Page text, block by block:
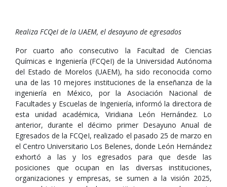
Realiza FCQeI de la UAEM, el desayuno de egresados
Por cuarto año consecutivo la Facultad de Ciencias
Químicas e Ingeniería (FCQeI) de la Universidad Autónoma
del Estado de Morelos (UAEM), ha sido reconocida como
una de las 10 mejores instituciones de la enseñanza de la
ingeniería en México, por la Asociación Nacional de
Facultades y Escuelas de Ingeniería, informó la directora de
esta unidad académica, Viridiana León Hernández. Lo
anterior, durante el décimo primer Desayuno Anual de
Egresados de la FCQeI, realizado el pasado 25 de marzo en
el Centro Universitario Los Belenes, donde León Hernández
exhortó a las y los egresados para que desde las
posiciones que ocupan en las diversas instituciones,
organizaciones y empresas, se sumen a la visión 2025,